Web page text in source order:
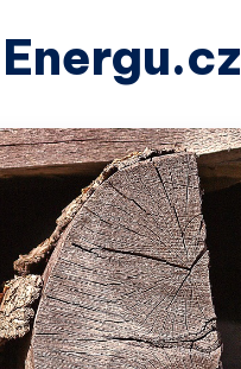
Energu.cz